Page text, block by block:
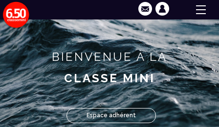
BIENVENUE À LA
CLASSE MINI
Espace adhérent